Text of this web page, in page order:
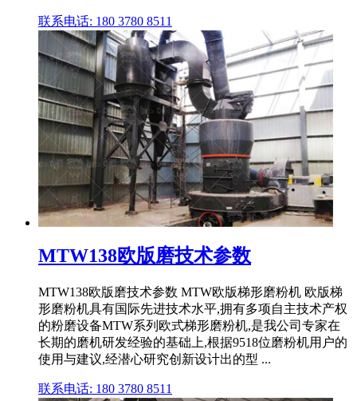
联系电话: 180 3780 8511
MTW138欧版磨技术参数
MTW138欧版磨技术参数 MTW欧版梯形磨粉机 欧版梯
形磨粉机具有国际先进技术水平,拥有多项自主技术产权
的粉磨设备MTW系列欧式梯形磨粉机,是我公司专家在
长期的磨机研发经验的基础上,根据9518位磨粉机用户的
使用与建议,经潜心研究创新设计出的型 ...
联系电话: 180 3780 8511